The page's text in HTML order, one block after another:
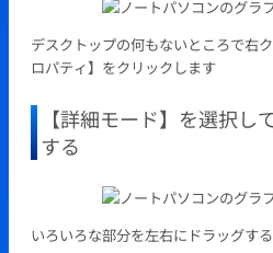
デスクトップの何もないところで右
ロパティ】をクリックします
【詳細モード】を選択し
する
いろいろな部分を左右にドラッグす